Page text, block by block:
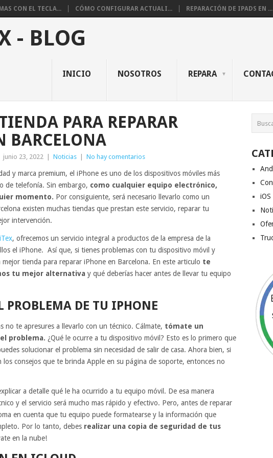
CON EL TECLA... CÓMO CONFIGURAR ACTUALI... REPARACIÓN DE IPADS EN ...
- BLOG
INICIO NOSOTROS REPARA
PARA REPARAR
BARCELONA
junio 23, 2022 Noticias No hay comentarios
y marca premium, el iPhone es uno de los dispositivos móviles más
de telefonía. Sin embargo, como cualquier equipo electrónico,
momento. Por consiguiente, será necesario llevarlo como un
existen muchas tiendas que prestan este servicio, reparar tu
intervención.
, ofrecemos un servicio integral a productos de la empresa de la
el iPhone. Así que, si tienes problemas con tu dispositivo móvil y
mejor tienda para reparar iPhone en Barcelona. En este articulo te
tu mejor alternativa y qué deberías hacer antes de llevar tu equipo
PROBLEMA DE TU IPHONE
no te apresures a llevarlo con un técnico. Cálmate, tómate un
problema. ¿Qué le ocurre a tu dispositivo móvil? Esto es lo primero que
solucionar el problema sin necesidad de salir de casa. Ahora bien, si
los consejos que te brinda Apple en su página de soporte, entonces no
a detalle qué le ha ocurrido a tu equipo móvil. De esa manera
y el servicio será mucho mas rápido y efectivo. Pero, antes de reparar
en cuenta que tu equipo puede formatearse y la información que
Por lo tanto, debes realizar una copia de seguridad de tus
en la nube!
iOS